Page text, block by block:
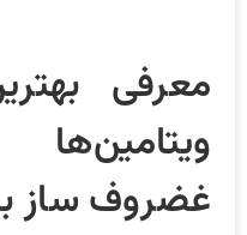
معرفی
غضروف ساز